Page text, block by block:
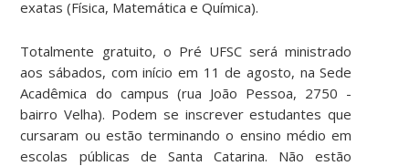
exatas (Física, Matemática e Química).
Totalmente gratuito, o Pré UFSC será ministrado
aos sábados, com início em 11 de agosto, na Sede
Acadêmica do campus (rua João Pessoa, 2750 -
bairro Velha). Podem se inscrever estudantes que
cursaram ou estão terminando o ensino médio em
escolas públicas de Santa Catarina. Não estão